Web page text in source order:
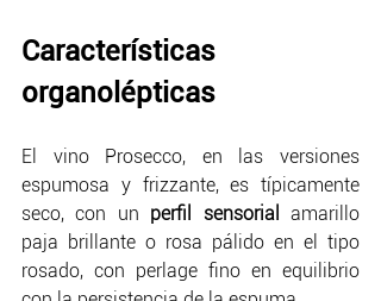
Características
organolépticas
El vino Prosecco, en las versiones
espumosa y frizzante, es típicamente
seco, con un perfil sensorial
amarillo
paja brillante o rosa pálido en el tipo
rosado, con perlage fino en equilibrio